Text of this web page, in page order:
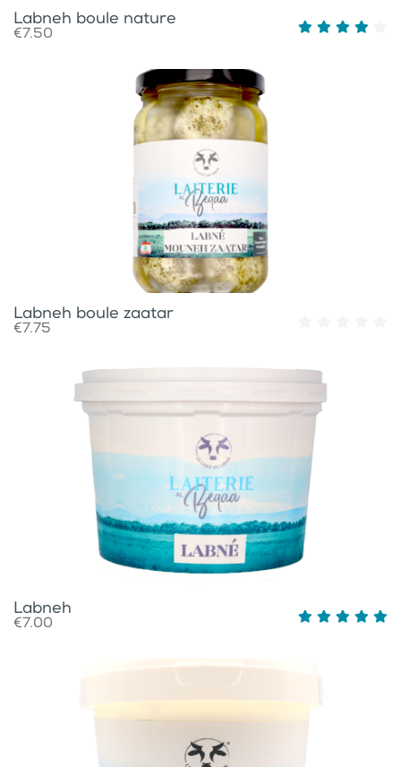
Labneh boule nature
€7.50
Labneh boule zaatar
€7.75
Labneh
€7.00